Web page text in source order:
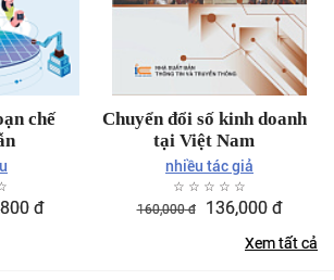
chế
đ
Chuyển đổi số kinh doanh
tại Việt Nam
nhiều tác giả
☆ ☆ ☆ ☆ ☆
160,000đ 136,000đ
Xem tất cả